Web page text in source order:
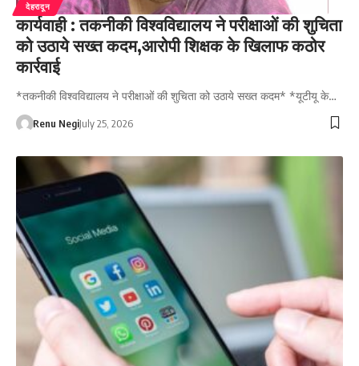
देहरादून
कार्यवाही : तकनीकी विश्वविद्यालय ने परीक्षाओं की शुचिता
को उठाये सख्त कदम,आरोपी शिक्षक के खिलाफ कठोर
कार्रवाई
*तकनीकी विश्वविद्यालय ने परीक्षाओं की शुचिता को उठाये सख्त कदम* *यूटीयू के…
Renu NegiJuly 25, 2026